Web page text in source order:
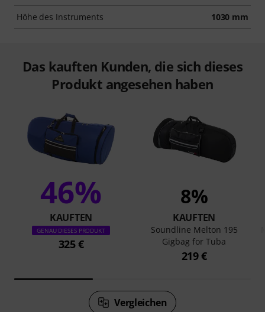
Höhe des Instruments 1030 mm
Das kauften Kunden, die sich dieses
Produkt angesehen haben
46%
KAUFTEN
GENAU DIESES PRODUKT
325 €
8%
KAUFTEN
Soundline Melton 195
Gigbag for Tuba
219 €
Vergleichen